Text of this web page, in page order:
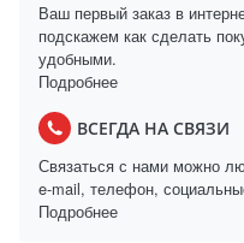
Ваш первый заказ в
подскажем как сделать
удобными.
Подробнее
ВСЕГДА НА СВЯЗИ
Связаться с нами можно
e-mail, телефон,
Подробнее